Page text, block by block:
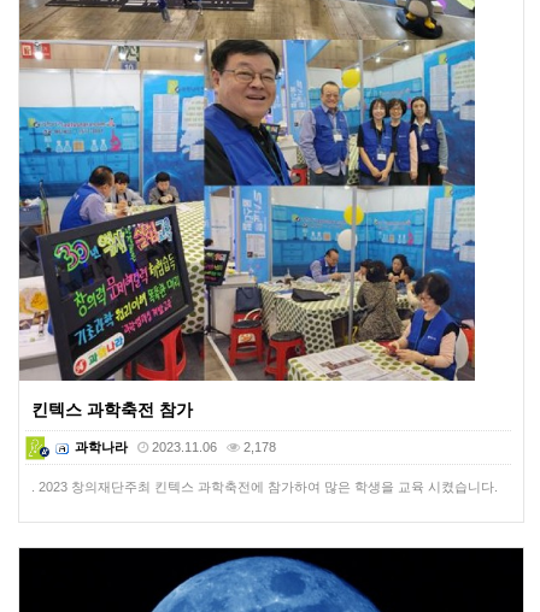
킨텍스 과학축전 참가
과학나라 2023.11.06 2,178
. 2023 창의재단주최 킨텍스 과학축전에 참가하여 많은 학생을 교육 시켰습니다.